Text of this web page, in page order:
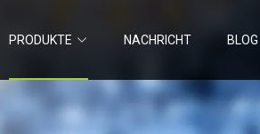
PRODUKTE NACHRICHT BLOG